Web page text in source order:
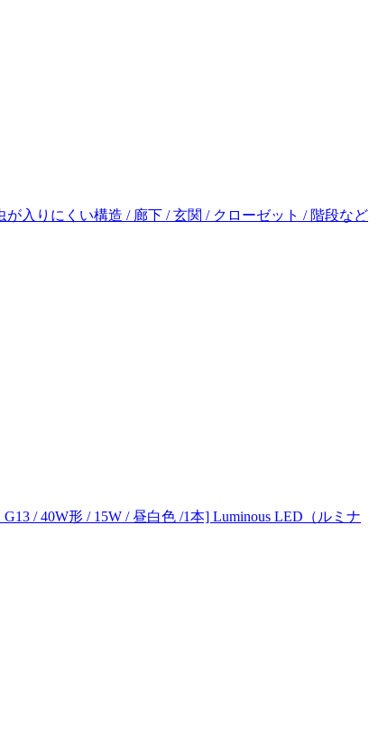
入りにくい構造 / 廊下 / 玄関 / クローゼット / 階段など
/ 40W形 / 15W / 昼白色 /1本] Luminous LED（ルミナ